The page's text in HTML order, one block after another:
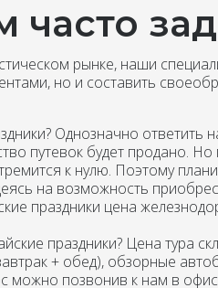
часто
рынке, наши
но и составить
Однозначно ответить
путевок будет продано. Но
к нулю. Поэтому
на возможность
праздники цена
праздники? Цена тура
+ обед), обзорные
можно позвонив к нам в